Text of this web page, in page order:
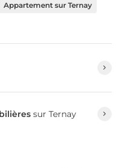
Appartement sur Ternay
sur Ternay